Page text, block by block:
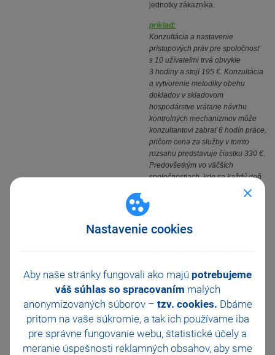
Nastavenie cookies
Aby naše stránky fungovali ako majú potrebujeme
váš súhlas so spracovaním malých
anonymizovaných súborov – tzv. cookies. Dbáme
pritom na vaše súkromie, a tak ich používame iba
pre správne fungovanie webu, štatistické účely a
meranie úspešnosti reklamných obsahov, aby sme
jednotky zákazníka.
príklad:
Konzultácia a nastavenie
prístupových práv pre spoločnosť
s 10 užívateľmi trvá obvykle
3 hodiny a stojí 195 €. Konzultácia
a vytvorenie metodiky obehu
dokladov v skladovom
hospodárstve vrátane návrhu
kontrolných mechanizmov môže
konzultantovi zabrať 6 hodín práce,
pričom cena za služby v tomto
rozsahu predstavuje čiastku 330 €.
Predovšetkým vo väčších
spoločnostiach, kde sa každý deň
transakcií, je nemysliteľné začať
prípravy. Prípravou svojich
pracovníkov zamedzíte veľkým
od začiatku efektívne používať.
Firemné školenie
Firemné školenie je moderná,
adresná a efektívna forma
vzdelávania viacerých účastníkov